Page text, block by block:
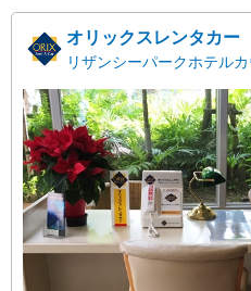
オリックスレンタカー
リザンシーパークホテル